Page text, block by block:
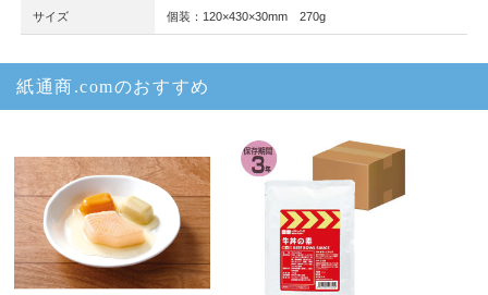
サイズ 個装：120×430×30mm 270g
紙通商.comのおすすめ